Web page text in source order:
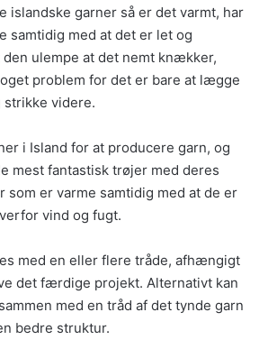
islandske garner så er det varmt, har
samtidig med at det er let og
ulempe at det nemt knækker,
problem for det er bare at lægge
strikke videre.
i Island for at producere garn, og
mest fantastisk trøjer med deres
som er varme samtidig med at de er
vind og fugt.
med en eller flere tråde, afhængigt
det færdige projekt. Alternativt kan
med en tråd af det tynde garn
bedre struktur.